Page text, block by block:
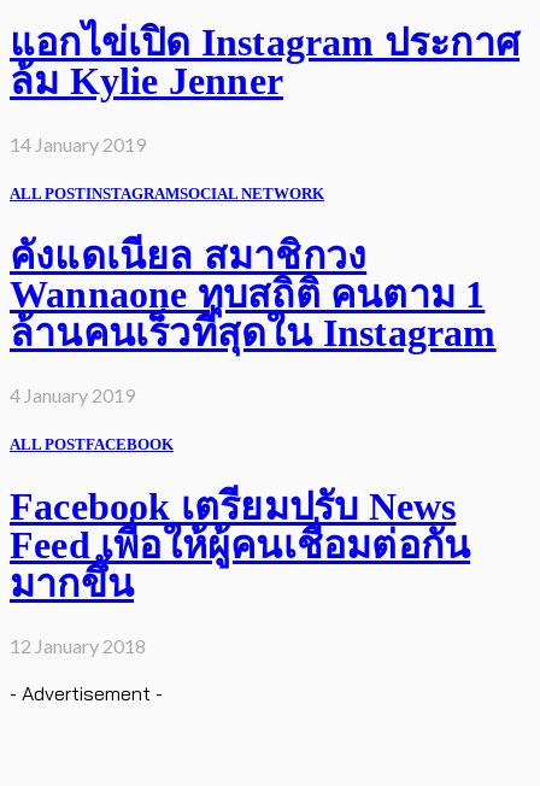
แอกไข่เปิด Instagram ประกาศ
ล้ม Kylie Jenner
14 January 2019
ALL POSTINSTAGRAMSOCIAL NETWORK
คังแดเนียล สมาชิกวง
Wannaone ทุบสถิติ คนตาม 1
ล้านคนเร็วที่สุดใน Instagram
4 January 2019
ALL POSTFACEBOOK
Facebook เตรียมปรับ News
Feed เพื่อให้ผู้คนเชื่อมต่อกัน
มากขึ้น
12 January 2018
- Advertisement -